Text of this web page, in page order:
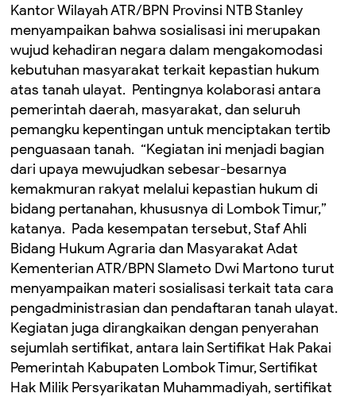
Kantor Wilayah ATR/BPN Provinsi NTB Stanley
menyampaikan bahwa sosialisasi ini merupakan
wujud kehadiran negara dalam mengakomodasi
kebutuhan masyarakat terkait kepastian hukum
atas tanah ulayat. ‎ ‎Pentingnya kolaborasi antara
pemerintah daerah, masyarakat, dan seluruh
pemangku kepentingan untuk menciptakan tertib
penguasaan tanah. ‎ ‎“Kegiatan ini menjadi bagian
dari upaya mewujudkan sebesar-besarnya
kemakmuran rakyat melalui kepastian hukum di
bidang pertanahan, khususnya di Lombok Timur,”
katanya. ‎ ‎Pada kesempatan tersebut, Staf Ahli
Bidang Hukum Agraria dan Masyarakat Adat
Kementerian ATR/BPN Slameto Dwi Martono turut
menyampaikan materi sosialisasi terkait tata cara
pengadministrasian dan pendaftaran tanah ulayat. ‎
‎Kegiatan juga dirangkaikan dengan penyerahan
sejumlah sertifikat, antara lain Sertifikat Hak Pakai
Pemerintah Kabupaten Lombok Timur, Sertifikat
Hak Milik Persyarikatan Muhammadiyah, sertifikat